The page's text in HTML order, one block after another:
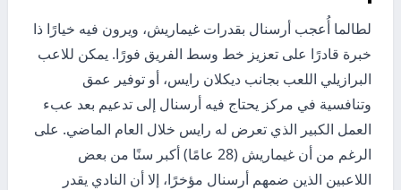
لطالما أُعجب أرسنال بقدرات غيماريش، ويرون فيه خيارًا ذا
خبرة قادرًا على تعزيز خط وسط الفريق فورًا. يمكن للاعب
البرازيلي اللعب بجانب ديكلان رايس، أو توفير عمق
وتنافسية في مركز يحتاج فيه أرسنال إلى تدعيم بعد عبء
العمل الكبير الذي تعرض له رايس خلال العام الماضي. على
الرغم من أن غيماريش (28 عامًا) أكبر سنًا من بعض
اللاعبين الذين ضمهم أرسنال مؤخرًا، إلا أن النادي يقدر